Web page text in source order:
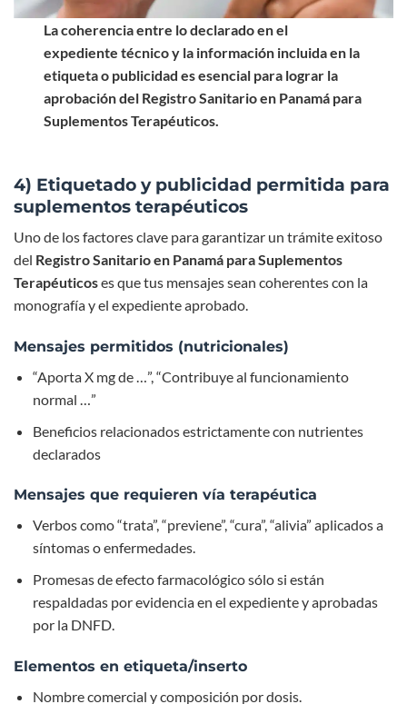
La coherencia entre lo declarado en el
expediente técnico y la información incluida en la
etiqueta o publicidad es esencial para lograr la
aprobación del Registro Sanitario en Panamá para
Suplementos Terapéuticos.
4) Etiquetado y publicidad permitida para
suplementos terapéuticos
Uno de los factores clave para garantizar un trámite exitoso
del Registro Sanitario en Panamá para Suplementos
Terapéuticoses que tus mensajes sean coherentes con la
monografía y el expediente aprobado.
Mensajes permitidos (nutricionales)
“Aporta X mg de …”, “Contribuye al funcionamiento
normal …”
Beneficios relacionados estrictamente con nutrientes
declarados
Mensajes que requieren vía terapéutica
Verbos como “trata”, “previene”, “cura”, “alivia” aplicados a
síntomas o enfermedades.
Promesas de efecto farmacológico sólo si están
respaldadas por evidencia en el expediente y aprobadas
por la DNFD.
Elementos en etiqueta/inserto
Nombre comercial y composición por dosis.